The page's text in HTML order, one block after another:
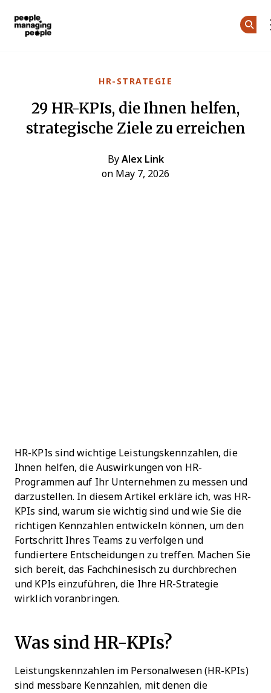
HR-STRATEGIE
29 HR-KPIs, die Ihnen helfen,
strategische Ziele zu erreichen
By Alex Link
on May 7, 2026
HR-KPIs sind wichtige Leistungskennzahlen, die
Ihnen helfen, die Auswirkungen von HR-
Programmen auf Ihr Unternehmen zu messen und
darzustellen. In diesem Artikel erkläre ich, was HR-
KPIs sind, warum sie wichtig sind und wie Sie die
richtigen Kennzahlen entwickeln können, um den
Fortschritt Ihres Teams zu verfolgen und
fundiertere Entscheidungen zu treffen. Machen Sie
sich bereit, das Fachchinesisch zu durchbrechen
und KPIs einzuführen, die Ihre HR-Strategie
wirklich voranbringen.
Was sind HR-KPIs?
Leistungskennzahlen im Personalwesen (HR-KPIs)
sind messbare Kennzahlen, mit denen die